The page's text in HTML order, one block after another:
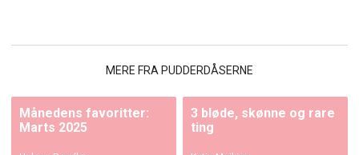
MERE FRA PUDDERDÅSERNE
Månedens favoritter:
Marts 2025
3 bløde, skønne og rare
ting